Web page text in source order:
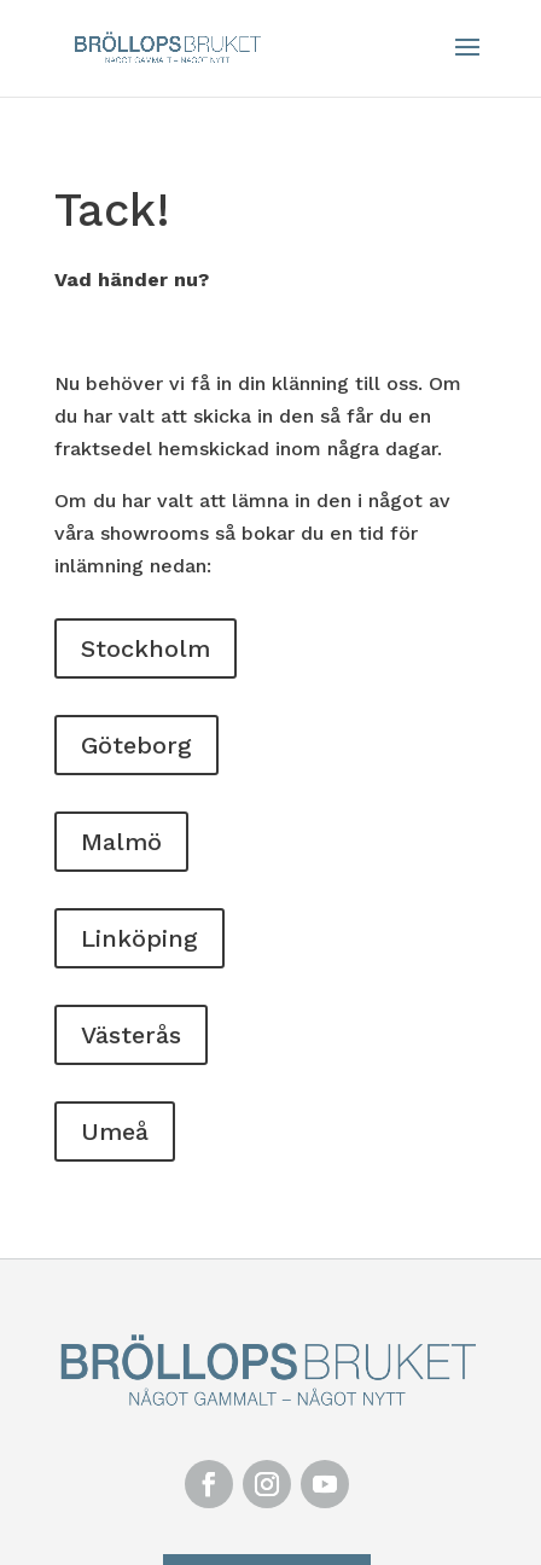
Tack!
Vad händer nu?
Nu behöver vi få in din klänning till oss. Om
du har valt att skicka in den så får du en
fraktsedel hemskickad inom några dagar.
Om du har valt att lämna in den i något av
våra showrooms så bokar du en tid för
inlämning nedan:
Stockholm
Göteborg
Malmö
Linköping
Västerås
Umeå